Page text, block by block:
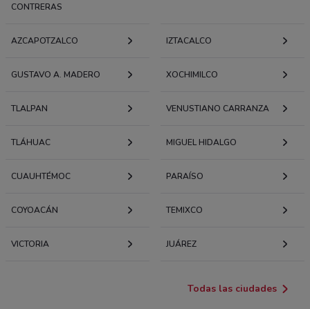
CONTRERAS
AZCAPOTZALCO IZTACALCO
GUSTAVO A. MADERO XOCHIMILCO
TLALPAN VENUSTIANO CARRANZA
TLÁHUAC MIGUEL HIDALGO
CUAUHTÉMOC PARAÍSO
COYOACÁN TEMIXCO
VICTORIA JUÁREZ
Todas las ciudades